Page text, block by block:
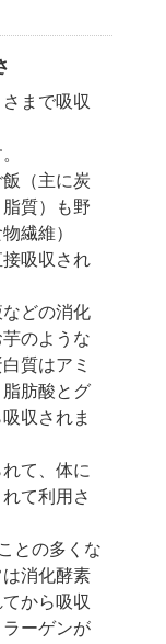
まで吸収
（主に炭
質）も野
繊維）
接吸収され
どの消化
のような
質はアミ
肪酸とグ
収されま
て、体に
て利用さ
との多くな
消化酵素
から吸収
ラーゲンが